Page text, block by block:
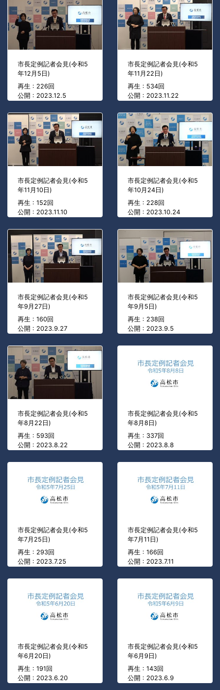
市長定例記者会見(令和5
年12月5日)
再生 : 226回
公開 : 2023.12.5
市長定例記者会見(令和5
年11月22日)
再生 : 534回
公開 : 2023.11.22
市長定例記者会見(令和5
年11月10日)
再生 : 152回
公開 : 2023.11.10
市長定例記者会見(令和5
年10月24日)
再生 : 228回
公開 : 2023.10.24
市長定例記者会見(令和5
年9月27日)
再生 : 160回
公開 : 2023.9.27
市長定例記者会見(令和5
年9月5日)
再生 : 238回
公開 : 2023.9.5
市長定例記者会見(令和5
年8月22日)
再生 : 593回
公開 : 2023.8.22
市長定例記者会見(令和5
年8月8日)
再生 : 337回
公開 : 2023.8.8
市長定例記者会見(令和5
年7月25日)
再生 : 293回
公開 : 2023.7.25
市長定例記者会見(令和5
年7月11日)
再生 : 166回
公開 : 2023.7.11
市長定例記者会見(令和5
年6月20日)
再生 : 191回
公開 : 2023.6.20
市長定例記者会見(令和5
年6月9日)
再生 : 143回
公開 : 2023.6.9